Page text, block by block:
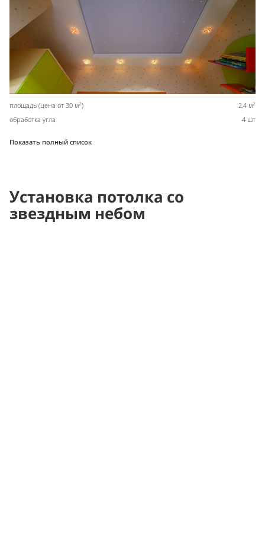
площадь (цена от 30 м2) 2,4 м2
обработка угла 4 шт
Показать полный список
Установка потолка со
звездным небом